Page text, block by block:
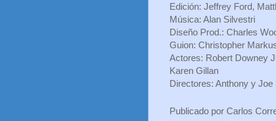
Edición: Jeffrey Ford,
Música: Alan Silvestri
Diseño Prod.: Charles
Guion: Christopher
Actores: Robert Downey
Karen Gillan
Directores: Anthony y Joe
Publicado por Carlos